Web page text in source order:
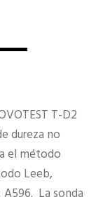
T-D2
dureza no
el método
Leeb,